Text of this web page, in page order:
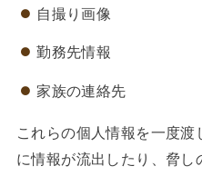
自撮り画像
勤務先情報
家族の連絡先
これらの個人情報を一度
に情報が流出したり、脅し